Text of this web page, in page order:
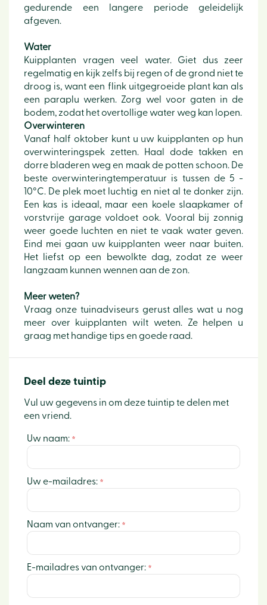
gedurende een langere periode geleidelijk
afgeven.
Water
Kuipplanten vragen veel water. Giet dus zeer
regelmatig en kijk zelfs bij regen of de grond niet te
droog is, want een flink uitgegroeide plant kan als
een paraplu werken. Zorg wel voor gaten in de
bodem, zodat het overtollige water weg kan lopen.
Overwinteren
Vanaf half oktober kunt u uw kuipplanten op hun
overwinteringspek zetten. Haal dode takken en
dorre bladeren weg en maak de potten schoon. De
beste overwinteringtemperatuur is tussen de 5 -
10°C. De plek moet luchtig en niet al te donker zijn.
Een kas is ideaal, maar een koele slaapkamer of
vorstvrije garage voldoet ook. Vooral bij zonnig
weer goede luchten en niet te vaak water geven.
Eind mei gaan uw kuipplanten weer naar buiten.
Het liefst op een bewolkte dag, zodat ze weer
langzaam kunnen wennen aan de zon.
Meer weten?
Vraag onze tuinadviseurs gerust alles wat u nog
meer over kuipplanten wilt weten. Ze helpen u
graag met handige tips en goede raad.
Deel deze tuintip
Vul uw gegevens in om deze tuintip te delen met
een vriend.
Uw naam: *
Uw e-mailadres: *
Naam van ontvanger: *
E-mailadres van ontvanger: *